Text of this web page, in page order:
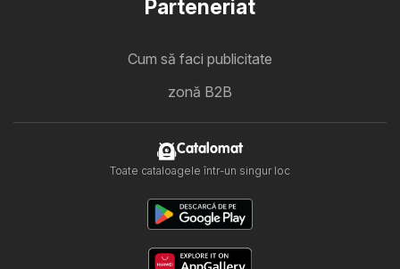
Parteneriat
Cum să faci publicitate
zonă B2B
Catalomat
Toate cataloagele într-un singur loc